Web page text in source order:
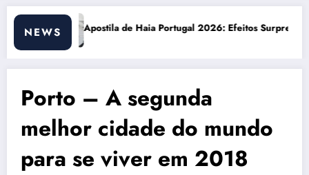
NEWS
2026: Efeitos Surpreendentes e OportunidadesCusto de vida em
Porto – A segunda
melhor cidade do mundo
para se viver em 2018